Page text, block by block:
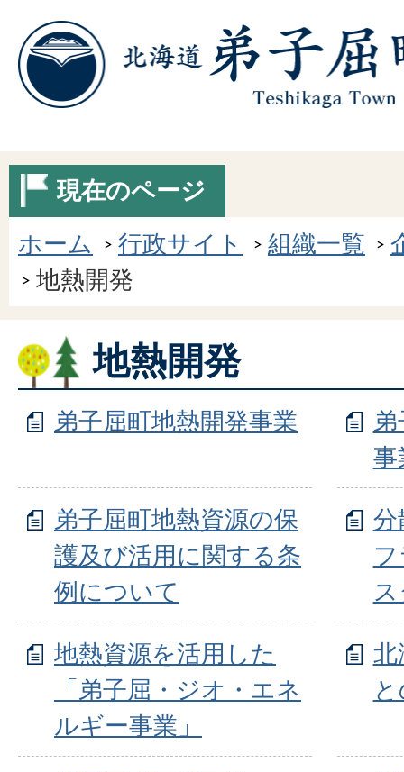
現在のページ
ホーム
行政サイト 組織一覧
地熱開発
地熱開発
弟子屈町地熱開発事業
事
弟子屈町地熱資源の保
護及び活用に関する条
例について
分
地熱資源を活用した
「弟子屈・ジオ・エネ
ルギー事業」
北